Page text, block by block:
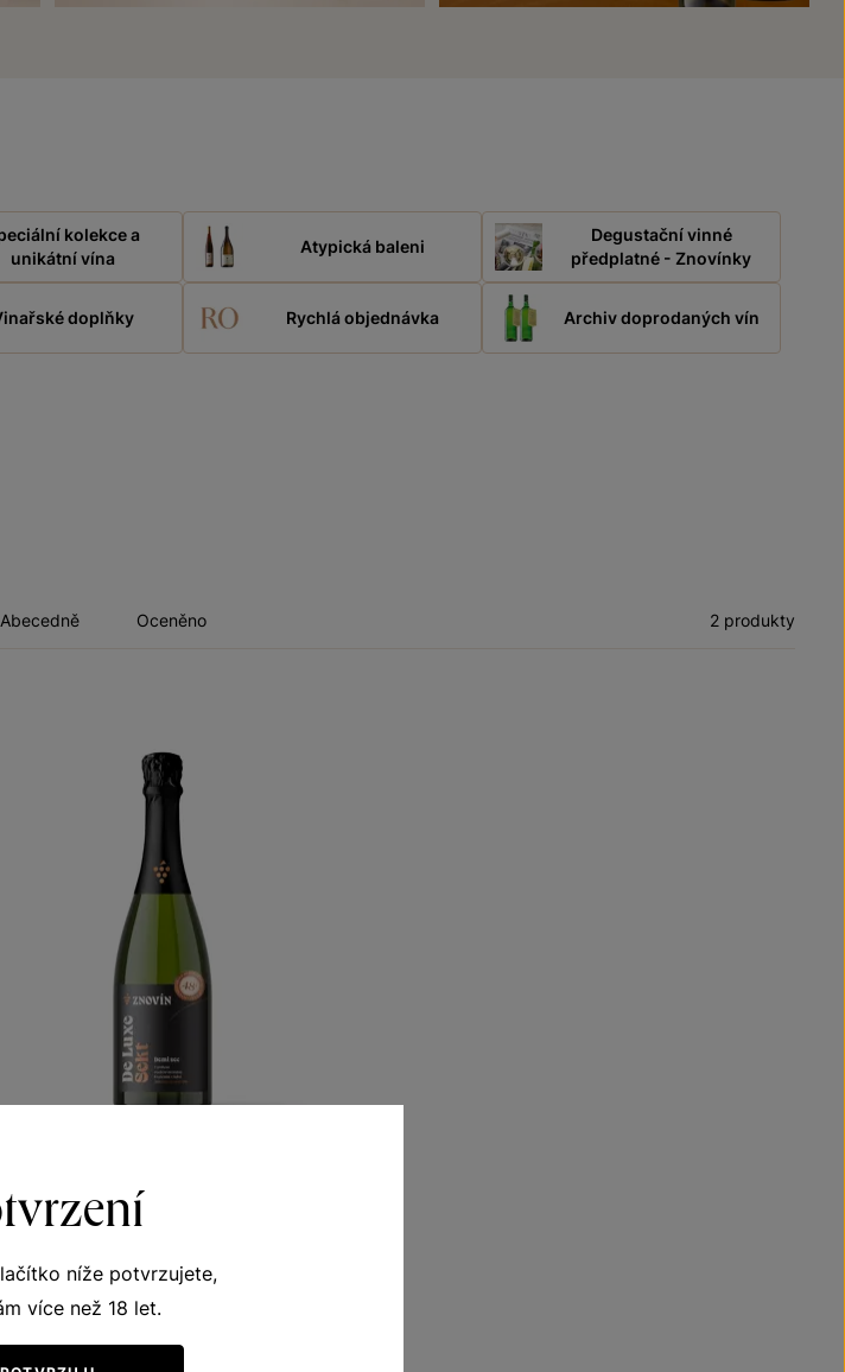
kolekce a
unikátní vína
Atypická baleni
Degustační vinné
předplatné - Znovínky
doplňky Rychlá objednávka Archiv doprodaných vín
Abecedně Oceněno 2 produkty
Sekty a šumivá vína
Šarže 9426
260
níže potvrzujete,
více než 18 let.